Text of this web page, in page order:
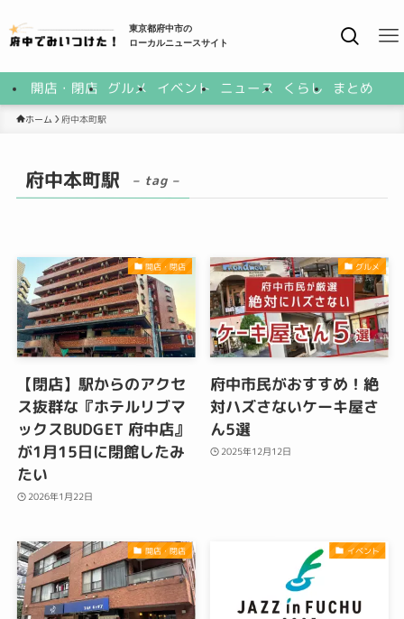
東京都府中市の
ローカルニュースサイト
開店・閉店 グルメ イベント ニュース くらし まとめ
ホーム 府中本町駅
府中本町駅 – tag –
開店・閉店
【閉店】駅からのアクセ
ス抜群な『ホテルリブマ
ックスBUDGET 府中店』
が1月15日に閉館したみ
たい
2026年1月22日
グルメ
府中市民がおすすめ！絶
対ハズさないケーキ屋さ
ん5選
2025年12月12日
開店・閉店 イベント